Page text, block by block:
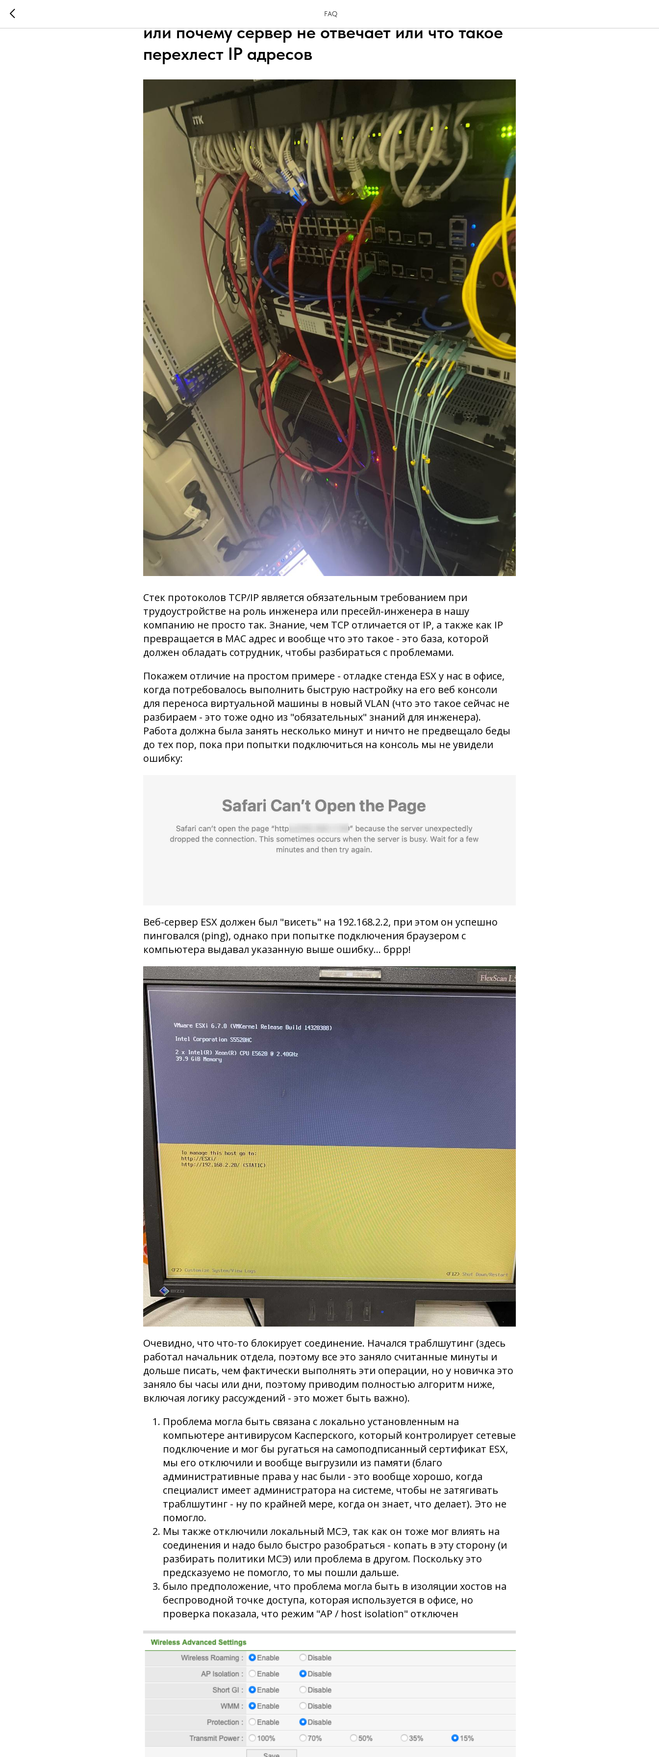
FAQ
Почему важно знать TCP/IP, разницу MAC и IP
или почему сервер не отвечает или что такое
перехлест IP адресов
Стек протоколов TCP/IP является обязательным требованием при
трудоустройстве на роль инженера или пресейл-инженера в нашу
компанию не просто так. Знание, чем TCP отличается от IP, а также как IP
превращается в MAC адрес и вообще что это такое - это база, которой
должен обладать сотрудник, чтобы разбираться с проблемами.
Покажем отличие на простом примере - отладке стенда ESX у нас в офисе,
когда потребовалось выполнить быструю настройку на его веб консоли
для переноса виртуальной машины в новый VLAN (что это такое сейчас не
разбираем - это тоже одно из "обязательных" знаний для инженера).
Работа должна была занять несколько минут и ничто не предвещало беды
до тех пор, пока при попытки подключиться на консоль мы не увидели
ошибку:
Веб-сервер ESX должен был "висеть" на 192.168.2.2, при этом он успешно
пинговался (ping), однако при попытке подключения браузером с
компьютера выдавал указанную выше ошибку... бррр!
Очевидно, что что-то блокирует соединение. Начался траблшутинг (здесь
работал начальник отдела, поэтому все это заняло считанные минуты и
дольше писать, чем фактически выполнять эти операции, но у новичка это
заняло бы часы или дни, поэтому приводим полностью алгоритм ниже,
включая логику рассуждений - это может быть важно).
Проблема могла быть связана с локально установленным на
компьютере антивирусом Касперского, который контролирует сетевые
подключение и мог бы ругаться на самоподписанный сертификат ESX,
мы его отключили и вообще выгрузили из памяти (благо
административные права у нас были - это вообще хорошо, когда
специалист имеет администратора на системе, чтобы не затягивать
траблшутинг - ну по крайней мере, когда он знает, что делает). Это не
помогло.
Мы также отключили локальный МСЭ, так как он тоже мог влиять на
соединения и надо было быстро разобраться - копать в эту сторону (и
разбирать политики МСЭ) или проблема в другом. Поскольку это
предсказуемо не помогло, то мы пошли дальше.
было предположение, что проблема могла быть в изоляции хостов на
беспроводной точке доступа, которая используется в офисе, но
проверка показала, что режим "AP / host isolation" отключен